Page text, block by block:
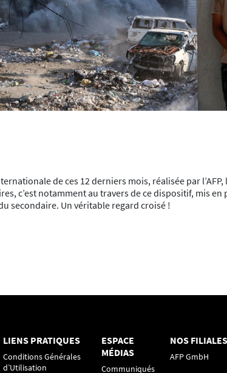
de ces 12 derniers mois, réalisée par
c’est notamment au travers de ce dispositif, mis
secondaire. Un véritable regard croisé !
LIENS PRATIQUES
Conditions Générales
d’Utilisation
ESPACE
MÉDIAS
Communiqués
NOS FILIALES
AFP GmbH